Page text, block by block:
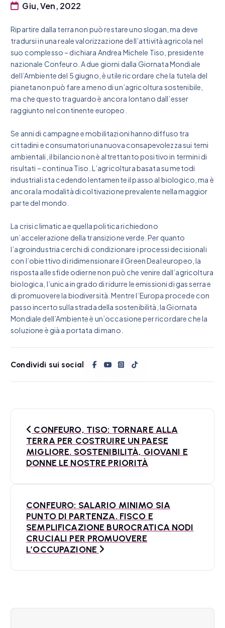
Giu, Ven, 2022
Ripartire dalla terra non può restare uno slogan, ma deve
tradursi in una reale valorizzazione dell’attività agricola nel
suo complesso – dichiara Andrea Michele Tiso, presidente
nazionale Confeuro. A due giorni dalla Giornata Mondiale
dell’Ambiente del 5 giugno, è utile ricordare che la tutela del
pianeta non può fare a meno di un’agricoltura sostenibile,
ma che questo traguardo è ancora lontano dall’esser
raggiunto nel continente europeo.
Se anni di campagne e mobilitazioni hanno diffuso tra
cittadini e consumatori una nuova consapevolezza sui temi
ambientali, il bilancio non è altrettanto positivo in termini di
risultati – continua Tiso. L’agricoltura basata su metodi
industriali sta cedendo lentamente il passo al biologico, ma è
ancora la modalità di coltivazione prevalente nella maggior
parte del mondo.
La crisi climatica e quella politica richiedono
un’accelerazione della transizione verde. Per quanto
l’agroindustria cerchi di condizionare i processi decisionali
con l’obiettivo di ridimensionare il Green Deal europeo, la
risposta alle sfide odierne non può che venire dall’agricoltura
biologica, l’unica in grado di ridurre le emissioni di gas serra e
di promuovere la biodiversità. Mentre l’Europa procede con
passo incerto sulla strada della sostenibilità, la Giornata
Mondiale dell’Ambiente è un’occasione per ricordare che la
soluzione è già a portata di mano.
Condividi sui social
CONFEURO, TISO: TORNARE ALLA
TERRA PER COSTRUIRE UN PAESE
MIGLIORE. SOSTENIBILITÀ, GIOVANI E
DONNE LE NOSTRE PRIORITÀ
CONFEURO: SALARIO MINIMO SIA
PUNTO DI PARTENZA. FISCO E
SEMPLIFICAZIONE BUROCRATICA NODI
CRUCIALI PER PROMUOVERE
L’OCCUPAZIONE